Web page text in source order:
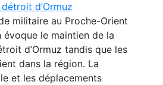
d’Ormuz
militaire au Proche-Orient
évoque le maintien de la
d’Ormuz tandis que les
dans la région. La
et les déplacements